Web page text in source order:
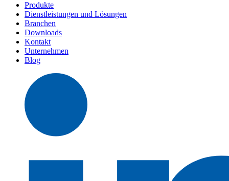
Produkte
Dienstleistungen und Lösungen
Branchen
Downloads
Kontakt
Unternehmen
Blog